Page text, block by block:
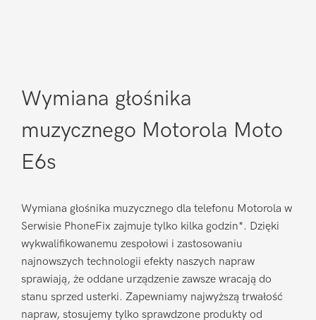
Wymiana głośnika
muzycznego Motorola Moto
E6s
Wymiana głośnika muzycznego dla telefonu Motorola w
Serwisie PhoneFix zajmuje tylko kilka godzin*. Dzięki
wykwalifikowanemu zespołowi i zastosowaniu
najnowszych technologii efekty naszych napraw
sprawiają, że oddane urządzenie zawsze wracają do
stanu sprzed usterki. Zapewniamy najwyższą trwałość
napraw, stosujemy tylko sprawdzone produkty od